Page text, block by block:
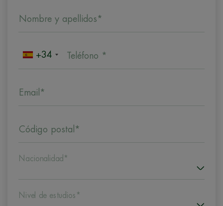
Nombre y apellidos*
+34 Teléfono *
Email*
Código postal*
Nacionalidad*
Nivel de estudios*